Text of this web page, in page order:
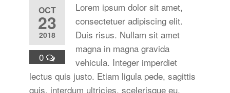
OCT
23
2018
0
Lorem ipsum dolor sit amet,
consectetuer adipiscing elit.
Duis risus. Nullam sit amet
magna in magna gravida
vehicula. Integer imperdiet
lectus quis justo. Etiam ligula pede, sagittis
quis, interdum ultricies, scelerisque eu.